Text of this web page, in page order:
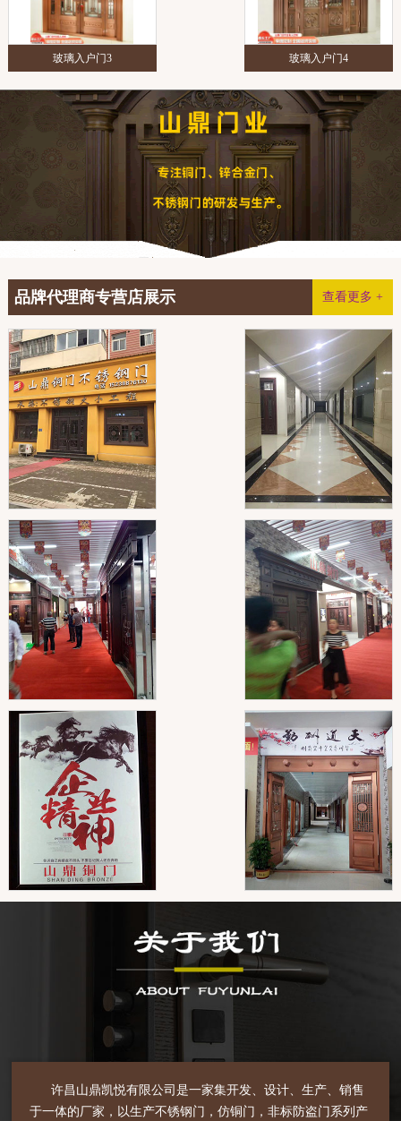
玻璃入户门3 玻璃入户门4
查看更多 +
品牌代理商专营店展示
许昌山鼎凯悦有限公司是一家集开发、设计、生产、销售
于一体的厂家，以生产不锈钢门，仿铜门，非标防盗门系列产